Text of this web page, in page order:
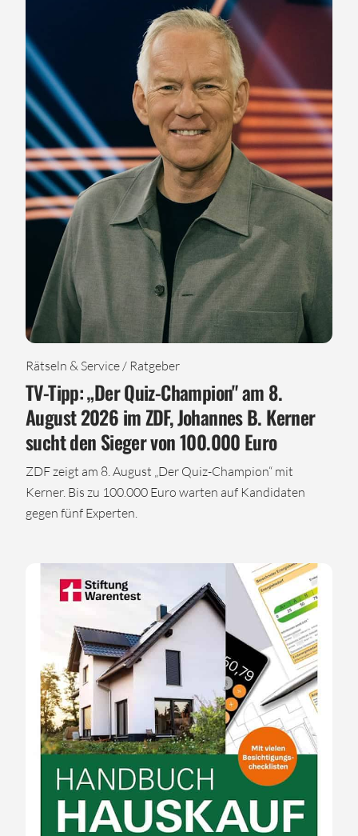
Rätseln & Service / Ratgeber
TV-Tipp: „Der Quiz-Champion" am 8.
August 2026 im ZDF, Johannes B. Kerner
sucht den Sieger von 100.000 Euro
ZDF zeigt am 8. August „Der Quiz-Champion“ mit
Kerner. Bis zu 100.000 Euro warten auf Kandidaten
gegen fünf Experten.